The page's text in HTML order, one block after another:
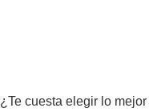
¿Te cuesta elegir lo mejor